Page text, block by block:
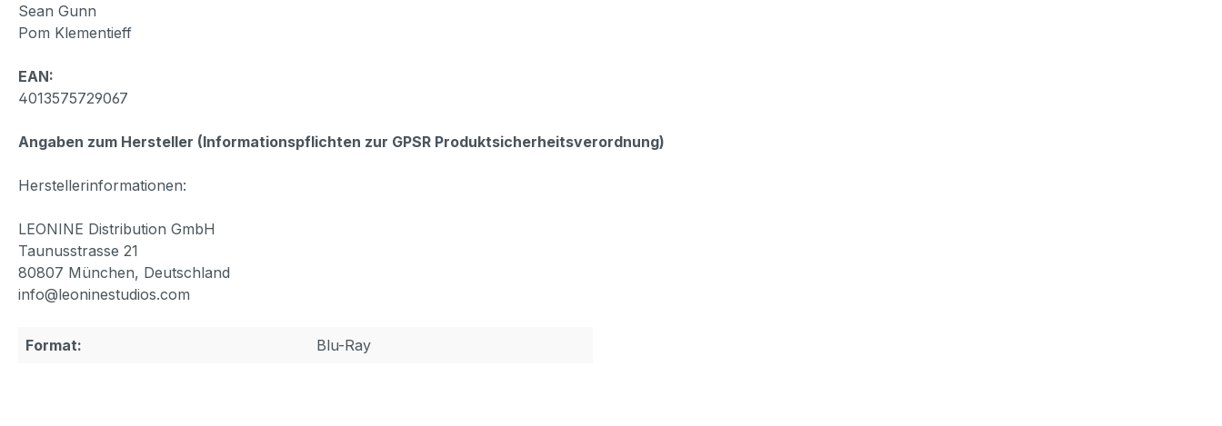
Sean Gunn
Pom Klementieff
EAN:
4013575729067
Angaben zum Hersteller (Informationspflichten zur GPSR Produktsicherheitsverordnung)
Herstellerinformationen:
LEONINE Distribution GmbH
Taunusstrasse 21
80807 München, Deutschland
info@leoninestudios.com
Format: Blu-Ray